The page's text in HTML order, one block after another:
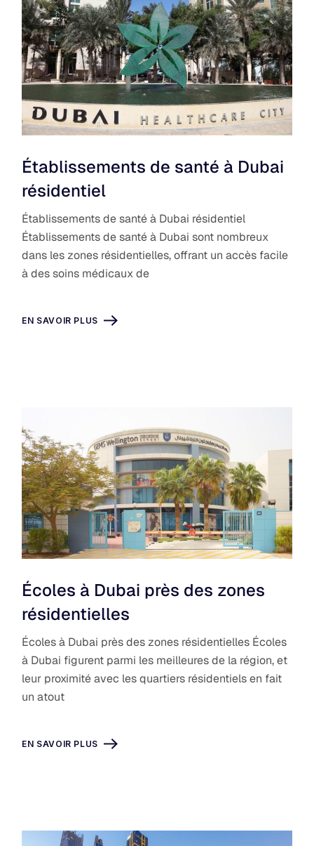
Établissements de santé à Dubai
résidentiel
Établissements de santé à Dubai résidentiel
Établissements de santé à Dubai sont nombreux
dans les zones résidentielles, offrant un accès facile
à des soins médicaux de
EN SAVOIR PLUS
Écoles à Dubai près des zones
résidentielles
Écoles à Dubai près des zones résidentielles Écoles
à Dubai figurent parmi les meilleures de la région, et
leur proximité avec les quartiers résidentiels en fait
un atout
EN SAVOIR PLUS